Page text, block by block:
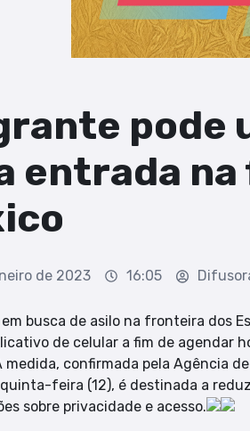
pode
entrada
de 2023 16:05
busca de asilo na fronteira dos
de celular a fim de agendar
medida, confirmada pela Agência
quinta-feira (12), é destinada a
sobre privacidade e acesso.